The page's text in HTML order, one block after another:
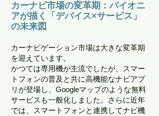
カーナビ市場の変革期：パイオニ
アが描く「デバイス×サービス」
の未来図
カーナビゲーション市場は大きな変革期
を迎えています。
かつては専用機が主流でしたが、スマー
トフォンの普及と共に高機能なナビアプ
リが登場し、Googleマップのような無料
サービスも一般化しました。さらに近年
では、スマートフォンと連携してナビ機